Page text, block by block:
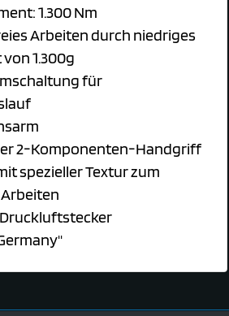
1.300 Nm
Arbeiten durch niedriges
1.300g
für
2-Komponenten-Handgriff
spezieller Textur zum